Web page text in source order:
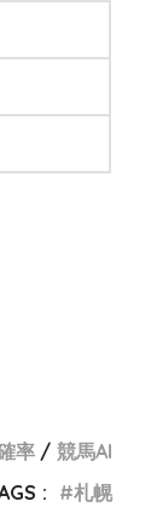
率
競馬AI
:
札幌